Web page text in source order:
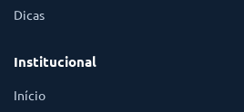
Dicas
Institucional
Início